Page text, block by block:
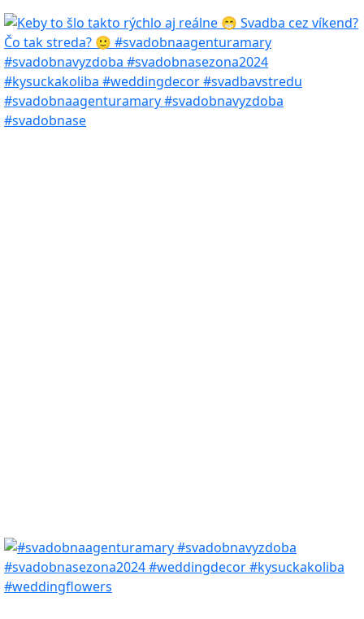
#svadobnaagenturamary #svadobnavyzdoba
#svadobnase